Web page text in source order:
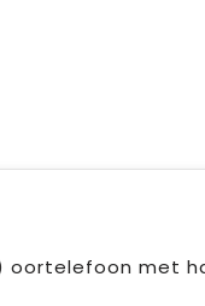
oortelefoon met